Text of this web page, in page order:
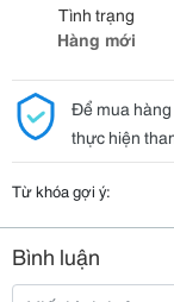
Tình trạng
Hàng mới
Để mua
thực hiện
Từ khóa gợi ý:
Bình luận